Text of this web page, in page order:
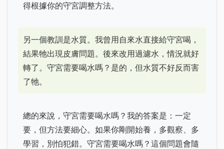
得根據你的守宮調整方法。
另一個教訓是水質。我曾用自來水直接給守宮喝，
結果牠出現皮膚問題。後來改用過濾水，情況就好
轉了。守宮需要喝水嗎？是的，但水質不好反而害
了牠。
總的來說，守宮需要喝水嗎？我的答案是：一定
要，但方法要細心。如果你剛開始養，多觀察、多
學習，別怕犯錯。守宮需要喝水嗎？這個問題會隨